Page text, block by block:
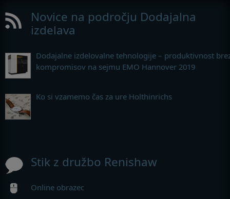
Novice na področju Dodajalna
izdelava
Dodajalne izdelovalne tehnologije – produktivnost
kompromisov na sejmu EMO Hannover 2019
Ko si vzamemo čas za ure Holthinrichs
Stik z družbo Renishaw
Online obrazec